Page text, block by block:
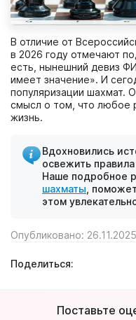
В отличие от
в 2026 году отмечают
есть, нынешний девиз
имеет значение». И
популяризации шахмат.
смысл о том, что любое
жизнь.
Вдохновились
освежить правила
Наше подробное
шахматы ,
этом
Опубликовано: 26.11.2025
Поделиться:
Поставьте